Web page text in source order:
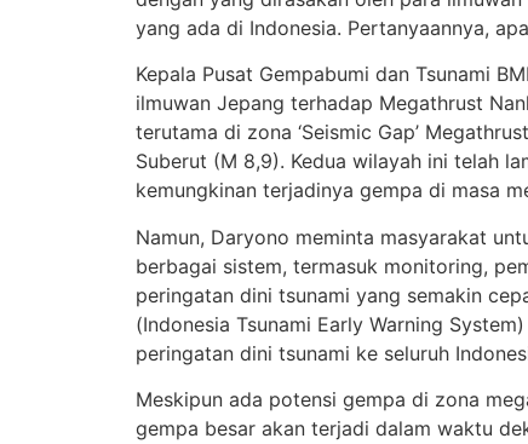
yang ada di Indonesia. Pertanyaannya,
Kepala Pusat Gempabumi dan Tsunami
ilmuwan Jepang terhadap Megathrust
terutama di zona ‘Seismic Gap’
Suberut (M 8,9). Kedua wilayah ini telah
kemungkinan terjadinya gempa di masa
Namun, Daryono meminta masyarakat
berbagai sistem, termasuk monitoring,
peringatan dini tsunami yang semakin
(Indonesia Tsunami Early Warning
peringatan dini tsunami ke seluruh
Meskipun ada potensi gempa di zona
gempa besar akan terjadi dalam waktu